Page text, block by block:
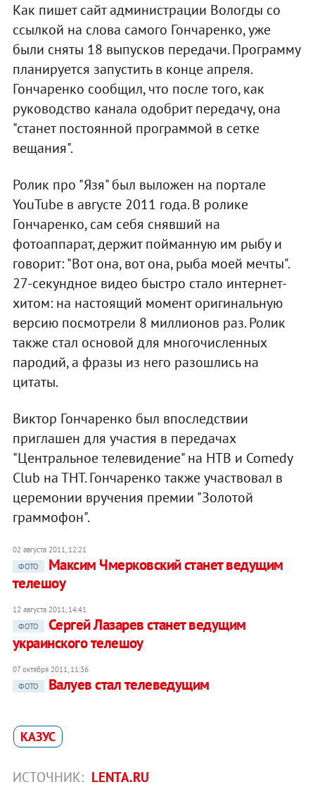
Как пишет сайт администрации Вологды со
ссылкой на слова самого Гончаренко, уже
были сняты 18 выпусков передачи. Программу
планируется запустить в конце апреля.
Гончаренко сообщил, что после того, как
руководство канала одобрит передачу, она
"станет постоянной программой в сетке
вещания".
Ролик про "Язя" был выложен на портале
YouTube в августе 2011 года. В ролике
Гончаренко, сам себя снявший на
фотоаппарат, держит пойманную им рыбу и
говорит: "Вот она, вот она, рыба моей мечты".
27-секундное видео быстро стало интернет-
хитом: на настоящий момент оригинальную
версию посмотрели 8 миллионов раз. Ролик
также стал основой для многочисленных
пародий, а фразы из него разошлись на
цитаты.
Виктор Гончаренко был впоследствии
приглашен для участия в передачах
"Центральное телевидение" на НТВ и Comedy
Club на ТНТ. Гончаренко также участвовал в
церемонии вручения премии "Золотой
граммофон".
02 августа 2011, 12:21
ФОТО
Максим Чмерковский станет ведущим
телешоу
12 августа 2011, 14:41
ФОТО
Сергей Лазарев станет ведущим
украинского телешоу
07 октября 2011, 11:36
ФОТО
Валуев стал телеведущим
КАЗУС
ИСТОЧНИК: LENTA.RU